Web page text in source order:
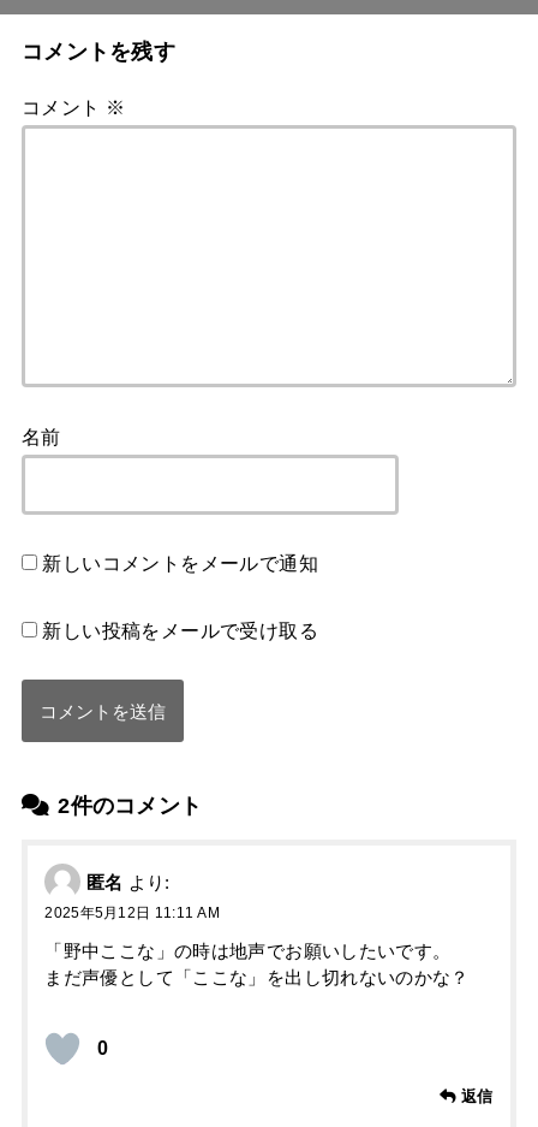
2件のコメント
匿名 より:
2025年5月12日 11:11 AM
「野中ここな」の時は地声でお願いしたいです。
まだ声優として「ここな」を出し切れないのかな？
0
返信
コメントを残す
コメント ※
名前
新しいコメントをメールで通知
新しい投稿をメールで受け取る